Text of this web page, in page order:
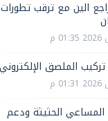
الين مع ترقب تطورات
الحثيثة ودعم